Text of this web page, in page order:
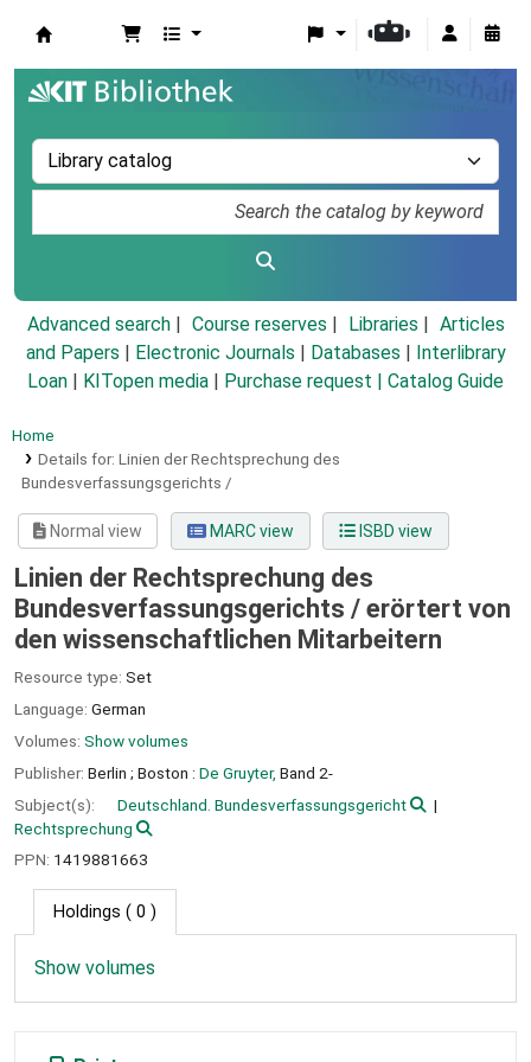
Advanced search Course reserves Libraries
Articles
and Papers
Electronic Journals Databases
Interlibrary
Loan
KITopen media Purchase request | Catalog Guide
Home
Details for: Linien der Rechtsprechung des
Bundesverfassungsgerichts /
Normal view MARC view ISBD view
Linien der Rechtsprechung des
Bundesverfassungsgerichts / erörtert von
den wissenschaftlichen Mitarbeitern
Resource type: Set
Language: German
Volumes: Show volumes
Publisher: Berlin ; Boston : De Gruyter, Band 2-
Subject(s):
Deutschland. Bundesverfassungsgericht
Rechtsprechung
PPN: 1419881663
Holdings ( 0 )
Show volumes